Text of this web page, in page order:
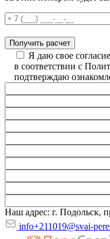
Я даю свое
в соответствии с
подтверждаю
Наш адрес: г. Подольск,
info+211019@svai-